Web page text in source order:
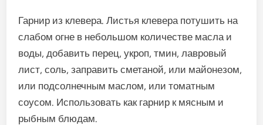
Гарнир из клевера. Листья клевера потушить на
слабом огне в небольшом количестве масла и
воды, добавить перец, укроп, тмин, лавровый
лист, соль, заправить сметаной, или майонезом,
или подсолнечным маслом, или томатным
соусом. Использовать как гарнир к мясным и
рыбным блюдам.